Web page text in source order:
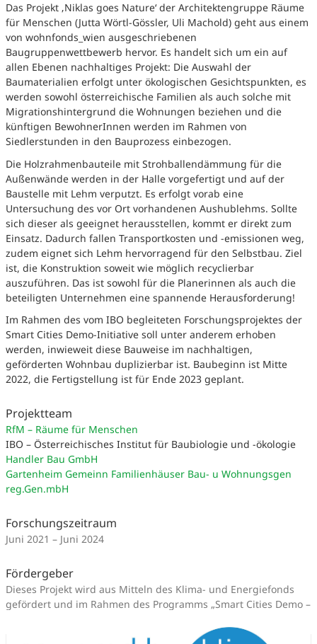
Das Projekt ‚Niklas goes Nature‘ der Architektengruppe Räume
für Menschen (Jutta Wörtl-Gössler, Uli Machold) geht aus einem
von wohnfonds_wien ausgeschriebenen
Baugruppenwettbewerb hervor. Es handelt sich um ein auf
allen Ebenen nachhaltiges Projekt: Die Auswahl der
Baumaterialien erfolgt unter ökologischen Gesichtspunkten, es
werden sowohl österreichische Familien als auch solche mit
Migrationshintergrund die Wohnungen beziehen und die
künftigen BewohnerInnen werden im Rahmen von
Siedlerstunden in den Bauprozess einbezogen.
Die Holzrahmenbauteile mit Strohballendämmung für die
Außenwände werden in der Halle vorgefertigt und auf der
Baustelle mit Lehm verputzt. Es erfolgt vorab eine
Untersuchung des vor Ort vorhandenen Aushublehms. Sollte
sich dieser als geeignet herausstellen, kommt er direkt zum
Einsatz. Dadurch fallen Transportkosten und -emissionen weg,
zudem eignet sich Lehm hervorragend für den Selbstbau. Ziel
ist, die Konstruktion soweit wie möglich recyclierbar
auszuführen. Das ist sowohl für die Planerinnen als auch die
beteiligten Unternehmen eine spannende Herausforderung!
Im Rahmen des vom IBO begleiteten Forschungsprojektes der
Smart Cities Demo-Initiative soll unter anderem erhoben
werden, inwieweit diese Bauweise im nachhaltigen,
geförderten Wohnbau duplizierbar ist. Baubeginn ist Mitte
2022, die Fertigstellung ist für Ende 2023 geplant.
Projektteam
RfM – Räume für Menschen
IBO – Österreichisches Institut für Baubiologie und -ökologie
Handler Bau GmbH
Gartenheim Gemeinn Familienhäuser Bau- u Wohnungsgen
reg.Gen.mbH
Forschungszeitraum
Juni 2021 – Juni 2024
Fördergeber
Dieses Projekt wird aus Mitteln des Klima- und Energiefonds
gefördert und im Rahmen des Programms „Smart Cities Demo –